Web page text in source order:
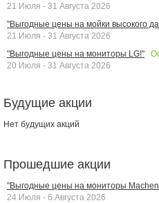
21 Июля - 31 Августа 2026
"Выгодные цены на мойки высокого
21 Июля - 31 Августа 2026
"Выгодные цены на мониторы LG!"
20 Июля - 31 Августа 2026
Будущие акции
Нет будущих акций
Прошедшие акции
"Выгодные цены на мониторы
24 Июля - 6 Августа 2026